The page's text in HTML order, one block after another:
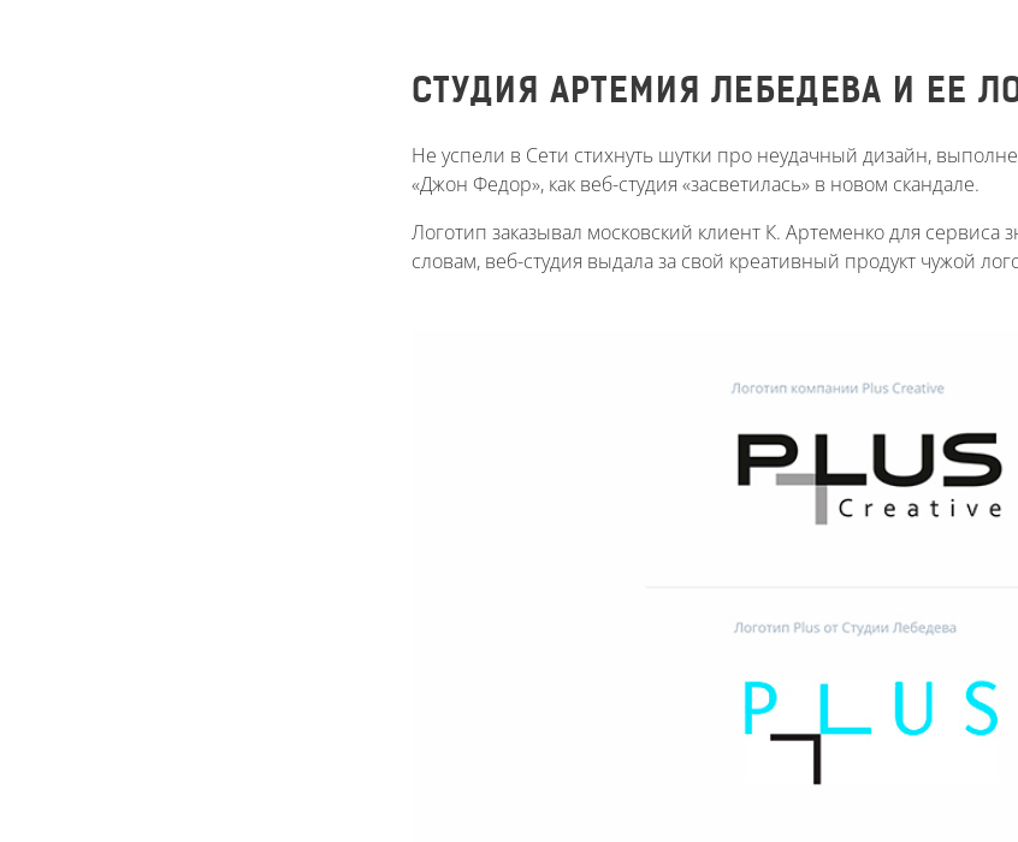
СТУДИЯ АРТЕМИЯ ЛЕБЕДЕВА И ЕЕ
Не успели в Сети стихнуть шутки про неудачный дизайн,
«Джон Федор», как веб-студия «засветилась» в новом скандале.
Логотип заказывал московский клиент К. Артеменко для сервиса
словам, веб-студия выдала за свой креативный продукт чужой